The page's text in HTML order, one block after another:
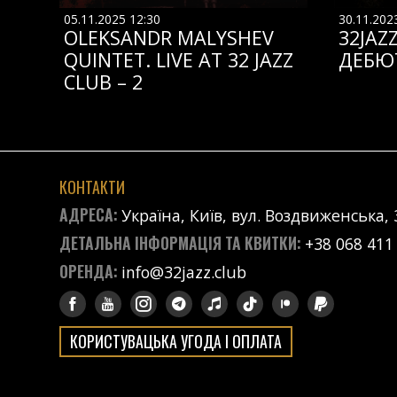
05.11.2025 12:30
OLEKSANDR MALYSHEV
QUINTET. LIVE AT 32 JAZZ
CLUB – 2
КОНТАКТИ
АДРЕСА:Україна, Київ, вул. Воздвиженська,
ДЕТАЛЬНА ІНФОРМАЦІЯ ТА КВИТКИ: +38 068
ОРЕНДА: info@32jazz.club
КОРИСТУВАЦЬКА УГОДА І ОПЛАТА